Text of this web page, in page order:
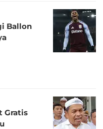
Ballon
Gratis